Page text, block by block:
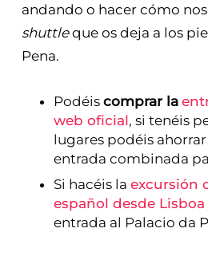
andando o hacer cómo
shuttleque os deja a los
Pena.
Podéis comprar la
web oficial, si tenéis
lugares podéis
entrada combinada
Si hacéis la excursión
español desde Lisboa
entrada al Palacio da